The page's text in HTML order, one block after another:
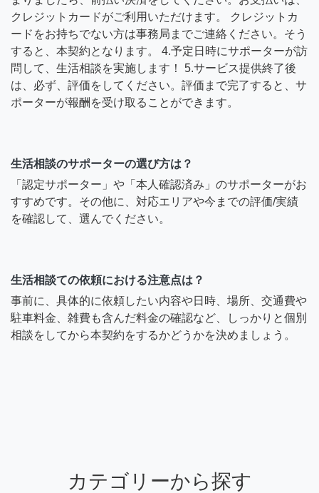
クレジットカードがご利用いただけます。 クレジットカ
ードをお持ちでない方は事務局までご連絡ください。そう
すると、本契約となります。 4.予定日時にサポーターが訪
問して、生活相談を実施します！ 5.サービス提供終了後
は、必ず、評価をしてください。評価まで完了すると、サ
ポーターが報酬を受け取ることができます。
生活相談のサポーターの選び方は？
「認定サポーター」や「本人確認済み」のサポーターがお
すすめです。その他に、対応エリアや今までの評価/実績
を確認して、選んでください。
生活相談ての依頼における注意点は？
事前に、具体的に依頼したい内容や日時、場所、交通費や
駐車料金、雑費も含んだ料金の確認など、しっかりと個別
相談をしてから本契約をするかどうかを決めましょう。
カテゴリーから探す